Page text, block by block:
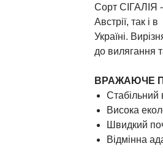
Сорт СІГАЛІЯ -
Австрії, так і в
Україні.
до вилягання
ВРАЖАЮЧЕ
Стабільний
Висока
Швидкий
Відмінна